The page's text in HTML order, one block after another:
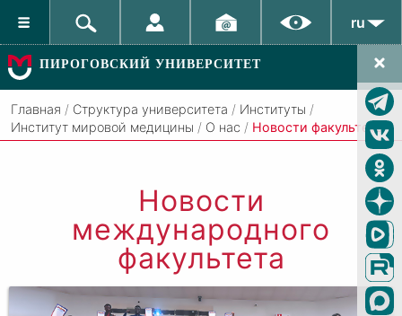
ru
ПИРОГОВСКИЙ УНИВЕРСИТЕТ
Главная / Структура университета / Институты /
Институт мировой медицины / О нас / Новости факультета
Новости
международного
факультета